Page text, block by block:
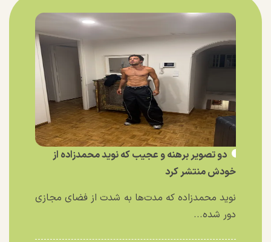
دو تصویر برهنه و عجیب که نوید محمدزاده از
خودش منتشر کرد
نوید محمدزاده که مدت‌ها به شدت از فضای مجازی
دور شده...